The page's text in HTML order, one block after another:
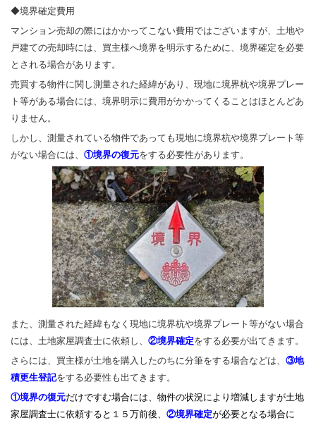
◆境界確定費用
マンション売却の際にはかかってこない費用ではございますが、土地や
戸建ての売却時には、買主様へ境界を明示するために、境界確定を必要
とされる場合があります。
売買する物件に関し測量された経緯があり、現地に境界杭や境界プレー
ト等がある場合には、境界明示に費用がかかってくることはほとんどあ
りません。
しかし、測量されている物件であっても現地に境界杭や境界プレート等
がない場合には、 ①境界の復元をする必要性があります。
また、測量された経緯もなく現地に境界杭や境界プレート等がない場合
には、土地家屋調査士に依頼し、 ②境界確定をする必要が出てきます。
さらには、買主様が土地を購入したのちに分筆をする場合などは、 ③地
積更生登記をする必要性も出てきます。
①境界の復元だけですむ場合には、物件の状況により増減しますが土地
家屋調査士に依頼すると１５万前後、 ②境界確定が必要となる場合に